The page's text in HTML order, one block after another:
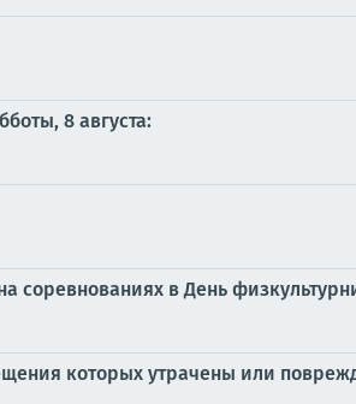
8 августа:
соревнованиях в День
которых утрачены или